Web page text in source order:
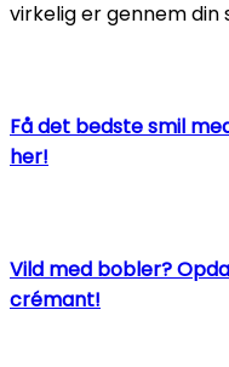
virkelig er gennem din
Få det bedste smil
her!
Vild med bobler?
crémant!